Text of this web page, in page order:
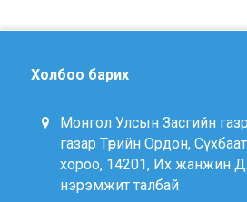
Холбоо барих
Монгол Улсын Засгийн
газар Төрийн Ордон,
хороо, 14201, Их жанжин
нэрэмжит талбай